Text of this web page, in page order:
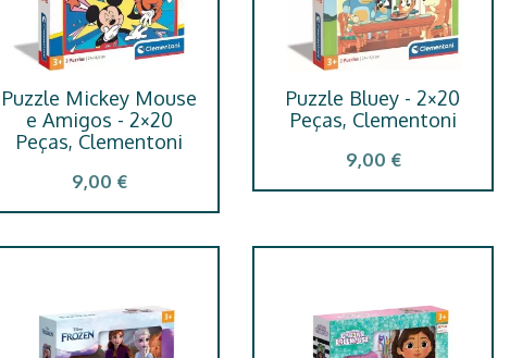
Puzzle Mickey Mouse
e Amigos - 2×20
Peças, Clementoni
9,00 €
Puzzle Bluey - 2×20
Peças, Clementoni
9,00 €